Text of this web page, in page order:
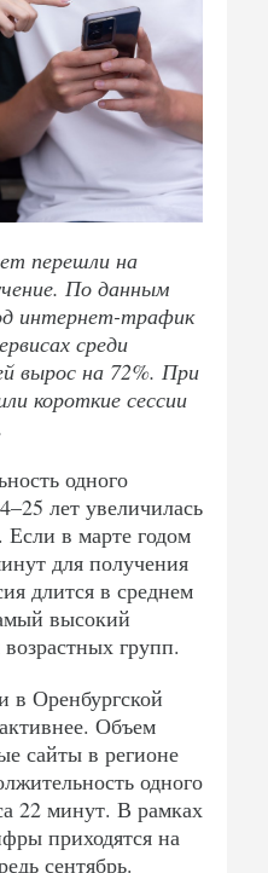
перешли на
По данным
интернет-трафик
среди
вырос на 72%. При
короткие сессии
одного
лет увеличилась
Если в марте годом
для получения
длится в среднем
высокий
групп.
в Оренбургской
Объем
сайты в регионе
одного
22 минут. В рамках
приходятся на
сентябрь.